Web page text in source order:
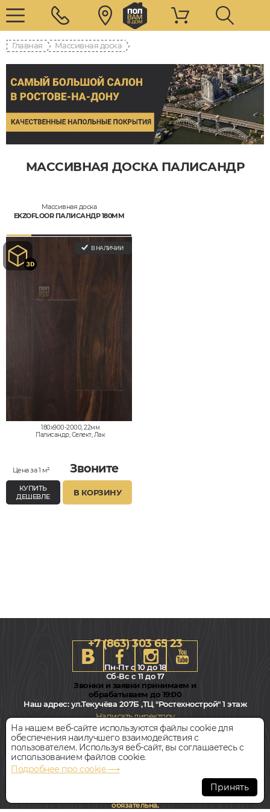
Главная Массивная доска
МАССИВНАЯ ДОСКА ПАЛИСАНДР
Массивная доска
EKZOFLOOR ПАЛИСАНДР 180ММ
В НАЛИЧИИ
180x900-2000, 22мм
Палисандр, Селект, Лак
Цена за 1 м² Звоните
КУПИТЬ
ДЕШЕВЛЕ
В КОРЗИНУ
+7 (863) 303 65 23
Пн-Пт с 10 до 18
Сб-Вс с 11 до 17
Звонки и заявки принимаем и
обрабатываем до 19:00
Наш адрес:ул.Текучёва 207Б ,ТЦ "Ростехнострой" 1 этаж
Написать директору
Всегда свободная парковка
© Интернет-магазин Polvamvdom.ru 2011-2026. Все права
При копировании материалов прямая ссылка на сайт
обязательна.
На нашем веб-сайте используются файлы cookie для
обеспечения наилучшего взаимодействия с
пользователем. Используя веб-сайт, вы соглашаетесь с
использованием файлов cookie.
Подробнее про cookie ⟶
Принять